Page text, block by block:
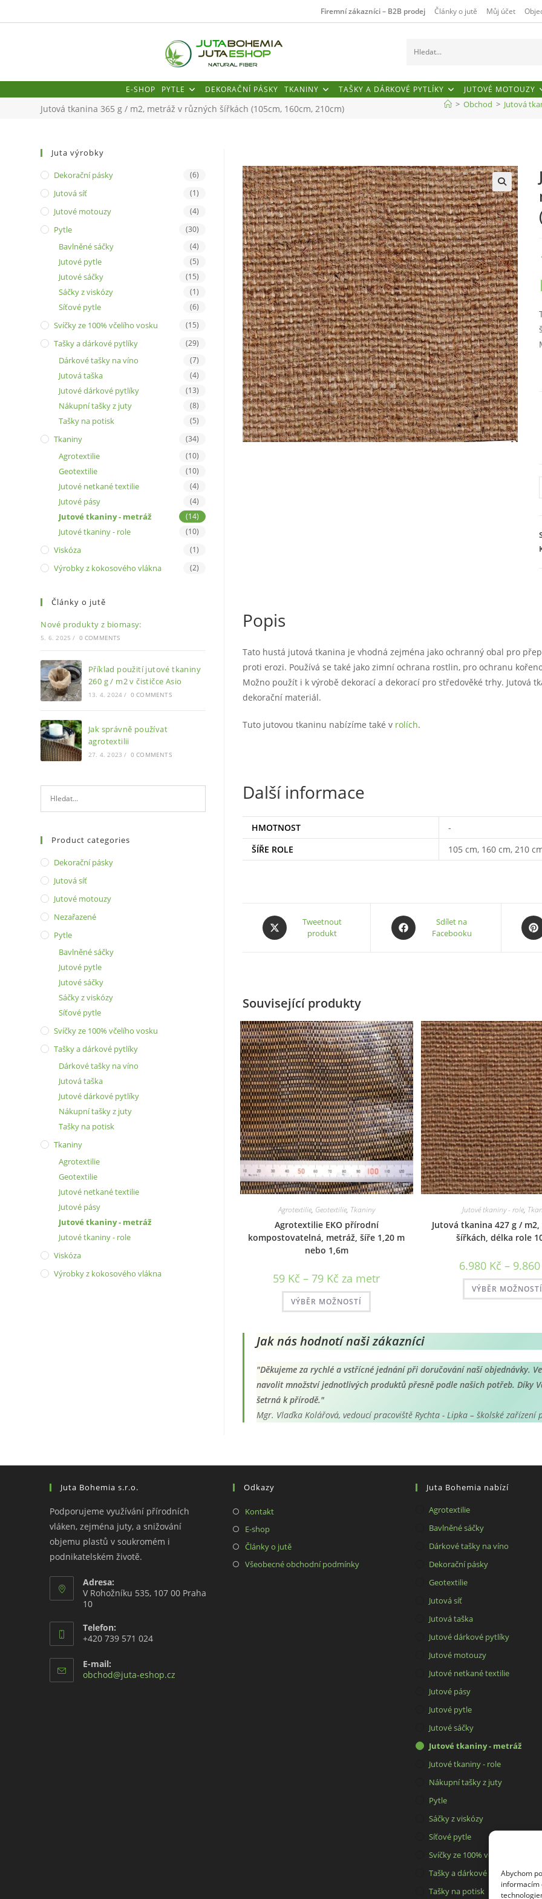
Abychom
informacím
k
Firemní zákazníci – B2B prodej Články o jutě Můj účet
H
e
t
.
.
.
E-SHOP PYTLE DEKORAČNÍ PÁSKY TKANINY TAŠKY A DÁRKOVÉ PYTLÍKY JUTOVÉ MOTOUZY
Jutová tkanina 365 g / m2, metráž v různých šířkách (105cm, 160cm, 210cm) > Obchod > Jutová
🔍
/
Popis
Tato hustá jutová tkanina je vhodná zejména jako ochranný obal pro
proti erozi. Používá se také jako zimní ochrana rostlin, pro ochranu
Možno použít i k výrobě dekorací a dekorací pro středověké trhy. Jutová
dekorační materiál.
Tuto jutovou tkaninu nabízíme také v rolích.
Další informace
HMOTNOST
-
ŠÍŘE ROLE
105 cm, 160 cm, 210
Opens
in
Tweetnout
produkt
Opens
in
Sdílet na
Facebooku
in
Související produkty
Agrotextilie, Geotextilie, Tkaniny
Agrotextilie EKO přírodní
kompostovatelná, metráž, šíře 1,20 m
nebo 1,6m
59 Kč – 79 Kč Rozpětí
cen:
59 Kč
až
79 Kč
za metr
VÝBĚR MOŽNOSTÍ
Tento
má
Možnosti
lze
vybrat
na
stránce
produktu
Jutové tkaniny - role,
Jutová tkanina 427 g /
šířkách, délka role
6.980 Kč – 9.860
VÝBĚR MOŽNOSTÍ
Jak nás hodnotí naši zákazníci
"Děkujeme za rychlé a vstřícné jednání při doručování naší objednávky.
navolit množství jednotlivých produktů přesně podle našich potřeb. Díky
šetrná k přírodě."
Mgr. Vlaďka Kolářová, vedoucí pracoviště Rychta - Lipka – školské
Juta výrobky
Dekorační pásky (6)
Jutová síť (1)
Jutové motouzy (4)
Pytle (30)
Bavlněné sáčky (4)
Jutové pytle (5)
Jutové sáčky (15)
Sáčky z viskózy (1)
Síťové pytle (6)
Svíčky ze 100% včelího vosku (15)
Tašky a dárkové pytlíky (29)
Dárkové tašky na víno (7)
Jutová taška (4)
Jutové dárkové pytlíky (13)
Nákupní tašky z juty (8)
Tašky na potisk (5)
Tkaniny (34)
Agrotextilie (10)
Geotextilie (10)
Jutové netkané textilie (4)
Jutové pásy (4)
Jutové tkaniny - metráž (14)
Jutové tkaniny - role (10)
Viskóza (1)
Výrobky z kokosového vlákna (2)
Články o jutě
Nové produkty z biomasy:
5. 6. 2025 / 0 COMMENTS
Příklad použití jutové tkaniny
260 g / m2 v čističce Asio
13. 4. 2024 / 0 COMMENTS
Jak správně používat
agrotextilii
27. 4. 2023 / 0 COMMENTS
Product categories
Dekorační pásky
Jutová síť
Jutové motouzy
Nezařazené
Pytle
Bavlněné sáčky
Jutové pytle
Jutové sáčky
Sáčky z viskózy
Síťové pytle
Svíčky ze 100% včelího vosku
Tašky a dárkové pytlíky
Dárkové tašky na víno
Jutová taška
Jutové dárkové pytlíky
Nákupní tašky z juty
Tašky na potisk
Tkaniny
Agrotextilie
Geotextilie
Jutové netkané textilie
Jutové pásy
Jutové tkaniny - metráž
Jutové tkaniny - role
Viskóza
Výrobky z kokosového vlákna
Juta Bohemia s.r.o.
Podporujeme využívání přírodních
vláken, zejména juty, a snižování
objemu plastů v soukromém i
podnikatelském životě.
Adresa:
V Rohožníku 535, 107 00 Praha
10
Telefon:
+420 739 571 024
E-mail:
obchod@juta-eshop.cz
Odkazy
KontaktOpens
tab
E-shopOpens
in
Články o jutěOpens
in
Všeobecné obchodní podmínkyOpens
Juta Bohemia nabízí
Agrotextilie
Bavlněné sáčky
Dárkové tašky na víno
Dekorační pásky
Geotextilie
Jutová síť
Jutová taška
Jutové dárkové pytlíky
Jutové motouzy
Jutové netkané textilie
Jutové pásy
Jutové pytle
Jutové sáčky
Jutové tkaniny - metráž
Jutové tkaniny - role
Nákupní tašky z juty
Pytle
Sáčky z viskózy
Síťové pytle
Svíčky ze 100% včelího vosku
Tašky a dárkové pytlíky
Tašky na potisk